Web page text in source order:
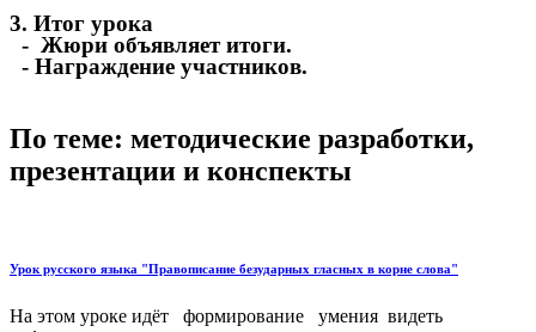
3. Итог урока
- Жюри объявляет итоги.
- Награждение участников.
По теме: методические разработки,
презентации и конспекты
Урок русского языка "Правописание безударных гласных в корне слова"
На этом уроке идёт формирование умения видеть